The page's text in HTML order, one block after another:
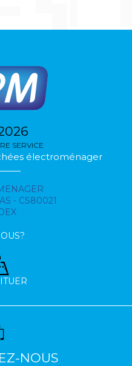
SERVICE
électroménager
- CS80021
NOUS